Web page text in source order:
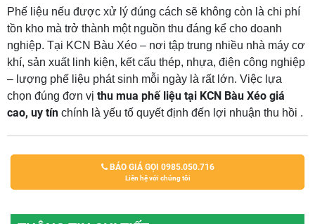
Phế liệu nếu được xử lý đúng cách sẽ không còn là chi phí
tồn kho mà trở thành một nguồn thu đáng kể cho doanh
nghiệp. Tại KCN Bàu Xéo – nơi tập trung nhiều nhà máy cơ
khí, sản xuất linh kiện, kết cấu thép, nhựa, điện công nghiệp
– lượng phế liệu phát sinh mỗi ngày là rất lớn. Việc lựa
chọn đúng đơn vị thu mua phế liệu tại KCN Bàu Xéo giá
cao, uy tín chính là yếu tố quyết định đến lợi nhuận thu hồi .
BÁO GIÁ GỌI 0985.050.716
Liên hệ với chúng tôi